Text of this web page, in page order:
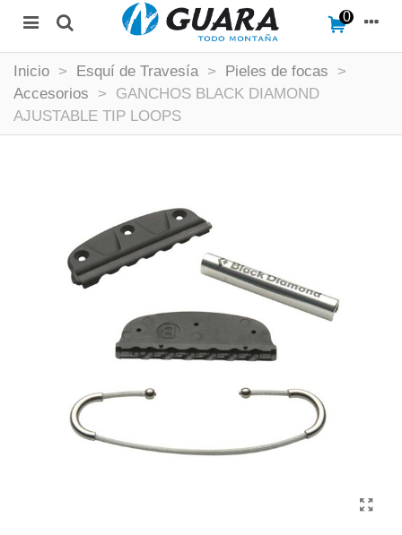
0
Inicio > Esquí de Travesía > Pieles de focas
>
Accesorios
>
GANCHOS BLACK DIAMOND
AJUSTABLE TIP LOOPS